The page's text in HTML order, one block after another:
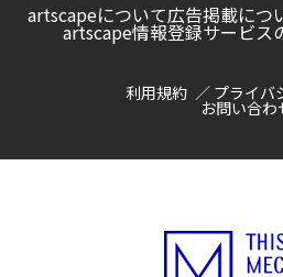
artscapeについて広告掲載につ
artscape情報登録サービス
利用規約 プライバ
お問い合わ